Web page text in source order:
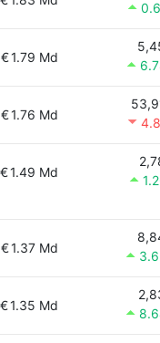
€1.79 Md
€1.76 Md
€1.49 Md
€1.37 Md
€1.35 Md